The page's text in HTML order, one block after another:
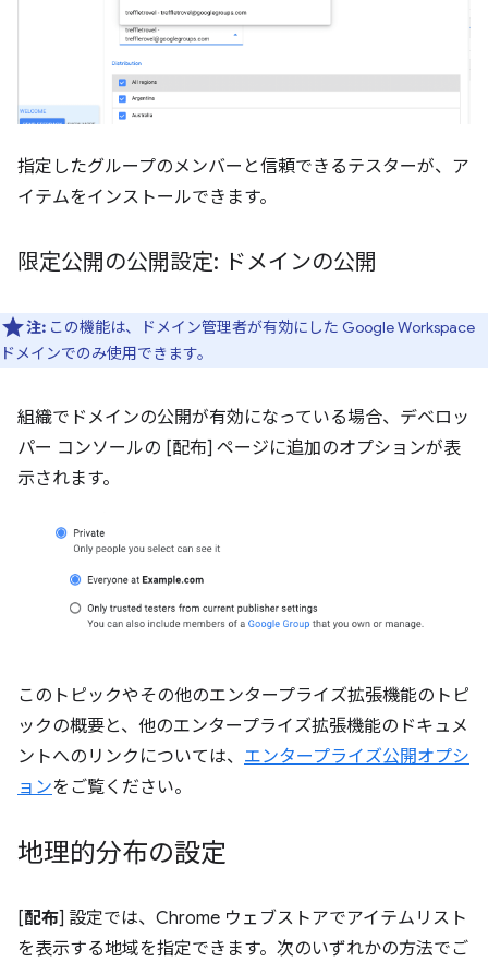
指定したグループのメンバーと信頼できるテスターが、ア
イテムをインストールできます。
限定公開の公開設定: ドメインの公開
注: この機能は、ドメイン管理者が有効にした Google Workspace
ドメインでのみ使用できます。
組織でドメインの公開が有効になっている場合、デベロッ
パー コンソールの [配布] ページに追加のオプションが表
示されます。
このトピックやその他のエンタープライズ拡張機能のトピ
ックの概要と、他のエンタープライズ拡張機能のドキュメ
ントへのリンクについては、 エンタープライズ公開オプシ
ョンをご覧ください。
地理的分布の設定
[配布] 設定では、Chrome ウェブストアでアイテムリスト
を表示する地域を指定できます。次のいずれかの方法でご